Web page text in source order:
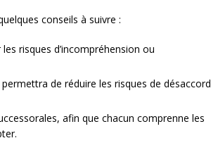
conseils à suivre :
risques d’incompréhension ou
de réduire les risques de désaccord
afin que chacun comprenne les